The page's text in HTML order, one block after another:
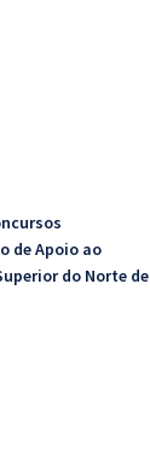
de Apoio ao
do Norte de